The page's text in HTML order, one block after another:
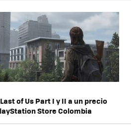
Last of Us Part I y II a un precio
Store Colombia